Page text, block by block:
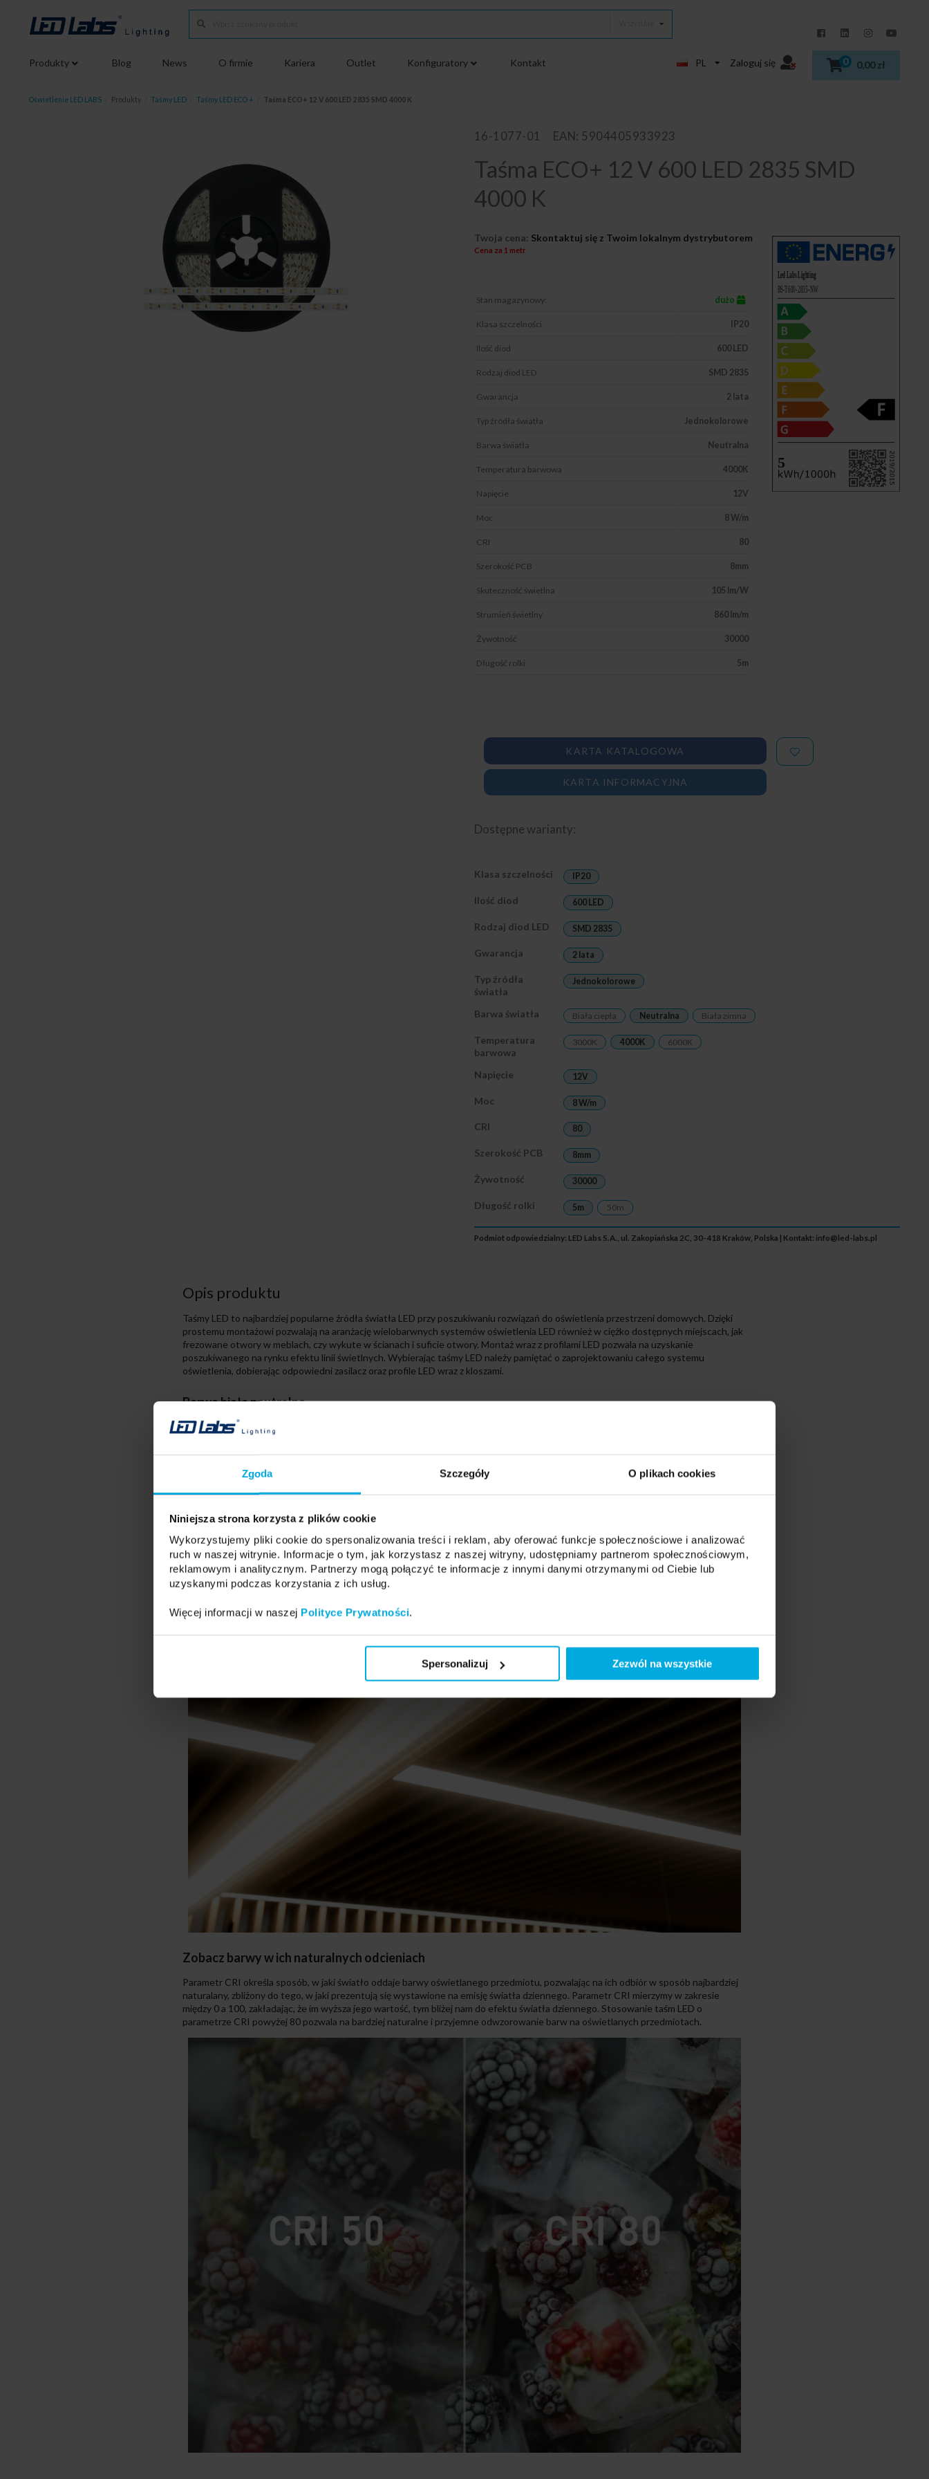
Zgoda Szczegóły O plikach cookies
Niniejsza strona korzysta z plików cookie
Wykorzystujemy pliki cookie do spersonalizowania treści i reklam, aby oferować funkcje społecznościowe i analizować
ruch w naszej witrynie. Informacje o tym, jak korzystasz z naszej witryny, udostępniamy partnerom społecznościowym,
reklamowym i analitycznym. Partnerzy mogą połączyć te informacje z innymi danymi otrzymanymi od Ciebie lub
uzyskanymi podczas korzystania z ich usług.
Więcej informacji w naszej Polityce Prywatności.
Spersonalizuj Zezwól na wszystkie
Produkty Blog News O firmie Kariera Outlet Konfiguratory Kontakt PL Zaloguj się 0 0,00 zł
Oświetlenie LED LABS Produkty Taśmy LED Taśmy LED ECO + Taśma ECO+ 12 V 600 LED 2835 SMD 4000 K
16-1077-01 EAN: 5904405933923
Taśma ECO+ 12 V 600 LED 2835 SMD
4000 K
Twoja cena: Skontaktuj się z Twoim lokalnym dystrybutorem
Cena za 1 metr
Stan magazynowy: dużo
Klasa szczelności IP20
Ilość diod 600 LED
Rodzaj diod LED SMD 2835
Gwarancja 2 lata
Typ źródła światła Jednokolorowe
Barwa światła Neutralna
Temperatura barwowa 4000K
Napięcie 12V
Moc 8 W/m
CRI 80
Szerokość PCB 8mm
Skuteczność świetlna 105 lm/W
Strumień świetlny 860 lm/m
Żywotność 30000
Długość rolki 5m
KARTA KATALOGOWA
KARTA INFORMACYJNA
Dostępne warianty:
Klasa szczelności IP20
Ilość diod 600 LED
Rodzaj diod LED SMD 2835
Gwarancja 2 lata
Typ źródła
światła
Jednokolorowe
Barwa światła Biała ciepła Neutralna Biała zimna
Temperatura
barwowa
3000K 4000K 6000K
Napięcie 12V
Moc 8 W/m
CRI 80
Szerokość PCB 8mm
Żywotność 30000
Długość rolki 5m 50m
Podmiot odpowiedzialny: LED Labs S.A., ul. Zakopiańska 2C, 30-418 Kraków, Polska | Kontakt: info@led-labs.pl
Opis produktu
Taśmy LED to najbardziej popularne źródła światła LED przy poszukiwaniu rozwiązań do oświetlenia przestrzeni domowych. Dzięki
prostemu montażowi pozwalają na aranżację wielobarwnych systemów oświetlenia LED również w ciężko dostępnych miejscach, jak
frezowane otwory w meblach, czy wykute w ścianach i suficie otwory. Montaż wraz z profilami LED pozwala na uzyskanie
poszukiwanego na rynku efektu linii świetlnych. Wybierając taśmy LED należy pamiętać o zaprojektowaniu całego systemu
oświetlenia, dobierając odpowiedni zasilacz oraz profile LED wraz z kloszami.
Barwa biała neutralna
Taśma LED przeznaczona do zastosowania jako element głównego oświetlenia pomieszczeń, do konstrukcji opraw LED, do
barwa zimna, pozwala natomiast na uzyskanie zdecydowanie większej ilości światła niż przy zastosowaniu barwy ciepłej. Jest
najbardziej zbliżona do światła dziennego, dzięki czemu pozwala na stosunkowo najlepsze oddawanie barw przedmiotów. Dzięki
swojej uniwersalności pasuje praktycznie do każdego stylu pomieszczeń. Sprawdzi się jako oświetlenie główne, nad blatem
kuchennym czy też jako światło do pracy w biurze.
Zobacz barwy w ich naturalnych odcieniach
Parametr CRI określa sposób, w jaki światło oddaje barwy oświetlanego przedmiotu, pozwalając na ich odbiór w sposób najbardziej
naturalany, zbliżony do tego, w jaki prezentują się wystawione na emisję światła dziennego. Parametr CRI mierzymy w zakresie
między 0 a 100, zakładając, że im wyższa jego wartość, tym bliżej nam do efektu światła dziennego. Stosowanie taśm LED o
parametrze CRI powyżej 80 pozwala na bardziej naturalne i przyjemne odwzorowanie barw na oświetlanych przedmiotach.